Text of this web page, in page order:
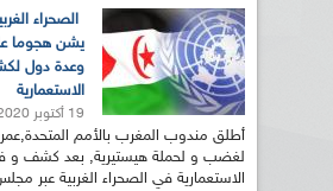
الصحراء
يشن هجوما
وعدة دول
الاستعمارية
19 أكتوبر 2020
أطلق مندوب المغرب بالأمم المتحدة,عمر
لغضب و لحملة هيستيرية, بعد كشف و
الاستعمارية في الصحراء الغربية عبر